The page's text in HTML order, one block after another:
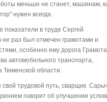
меньше не станет, машинам,
нужен всегда.
показатели в труде Сергей
не раз был отмечен грамотами и
особенно ему дорога Грамота
автомобильного транспорта,
Тюменской области.
свой трудовой путь, сварщик
говорит об улучшении